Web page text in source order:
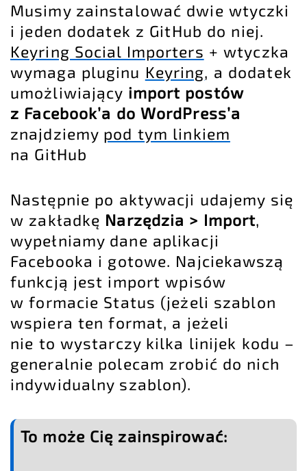
Musimy zainstalować dwie wtyczki
i jeden dodatek z GitHub do niej.
Keyring Social Importers + wtyczka
wymaga pluginu Keyring, a dodatek
umożliwiający import postów
z Facebook’a do WordPress’a
znajdziemy pod tym linkiem
na GitHub
Następnie po aktywacji udajemy się
w zakładkę Narzędzia > Import,
wypełniamy dane aplikacji
Facebooka i gotowe. Najciekawszą
funkcją jest import wpisów
w formacie Status (jeżeli szablon
wspiera ten format, a jeżeli
nie to wystarczy kilka linijek kodu –
generalnie polecam zrobić do nich
indywidualny szablon).
To może Cię zainspirować: